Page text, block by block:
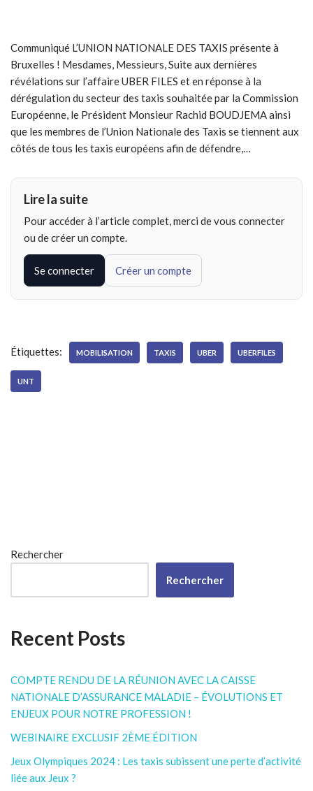
Communiqué L’UNION NATIONALE DES TAXIS présente à
Bruxelles ! Mesdames, Messieurs, Suite aux dernières
révélations sur l’affaire UBER FILES et en réponse à la
dérégulation du secteur des taxis souhaitée par la Commission
Européenne, le Président Monsieur Rachid BOUDJEMA ainsi
que les membres de l’Union Nationale des Taxis se tiennent aux
côtés de tous les taxis européens afin de défendre,…
Lire la suite
Pour accéder à l’article complet, merci de vous connecter
ou de créer un compte.
Se connecter Créer un compte
Étiquettes: MOBILISATION TAXIS UBER UBERFILES
UNT
Rechercher
Rechercher
Recent Posts
COMPTE RENDU DE LA RÉUNION AVEC LA CAISSE
NATIONALE D’ASSURANCE MALADIE – ÉVOLUTIONS ET
ENJEUX POUR NOTRE PROFESSION !
WEBINAIRE EXCLUSIF 2ÈME ÉDITION
Jeux Olympiques 2024 : Les taxis subissent une perte d’activité
liée aux Jeux ?